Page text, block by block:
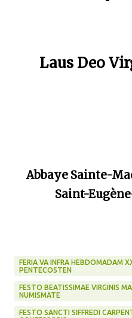
Laus Deo
Abbaye Sainte-
Saint-
FERIA VA INFRA HEBDOMADAM
PENTECOSTEN
FESTO BEATISSIMAE VIRGINIS
NUMISMATE
FESTO SANCTI SIFFREDI